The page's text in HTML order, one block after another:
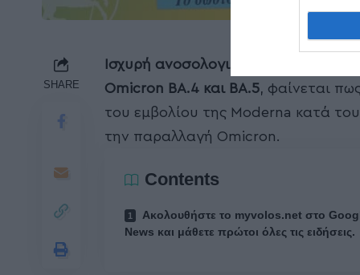
SHARE
Ισχυρή ανοσολογική απόκριση
Omicron BA.4 και BA.5, φαίνεται
του εμβολίου της Moderna κατά του
την παραλλαγή Omicron.
Contents
Ακολουθήστε το myvolos.net στο
News και μάθετε πρώτοι όλες τις ειδήσεις.